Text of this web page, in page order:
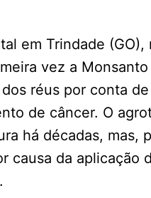
em Trindade (GO),
vez a
réus por conta
de câncer. O
há décadas, mas,
causa da aplicação